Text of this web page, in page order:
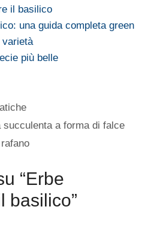
il basilico
una guida completa green
varietà
più belle
a forma di falce
“Erbe
basilico”